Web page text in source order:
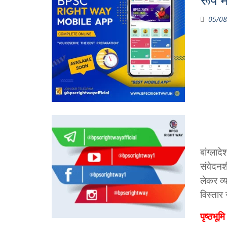
05/
लेकर
पृष्ठभूमि